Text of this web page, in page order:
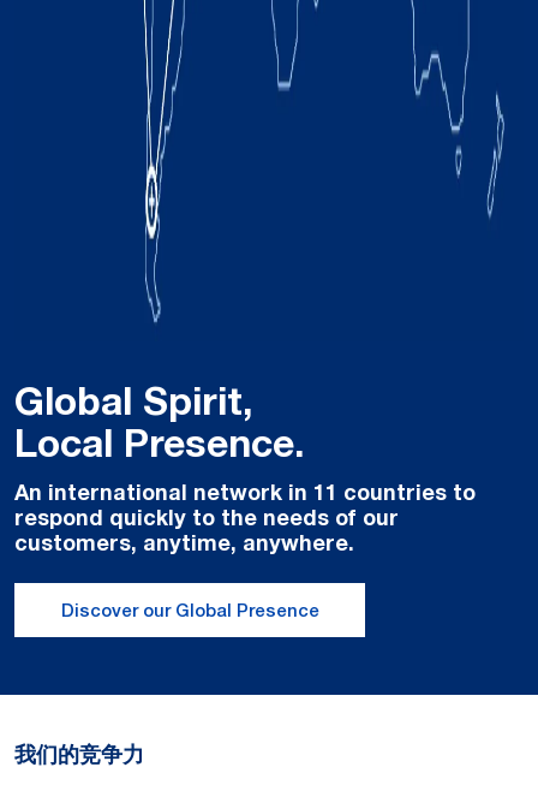
Global Spirit,
Local Presence.
An international network in 11 countries to
respond quickly to the needs of our
customers, anytime, anywhere.
Discover our Global Presence
我们的竞争力